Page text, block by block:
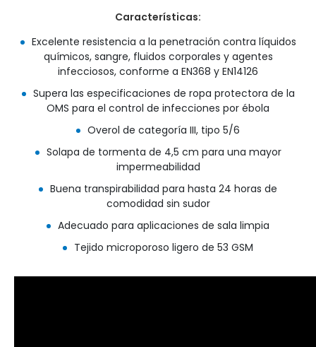
Características:
Excelente resistencia a la penetración contra líquidos
químicos, sangre, fluidos corporales y agentes
infecciosos, conforme a EN368 y EN14126
Supera las especificaciones de ropa protectora de la
OMS para el control de infecciones por ébola
Overol de categoría III, tipo 5/6
Solapa de tormenta de 4,5 cm para una mayor
impermeabilidad
Buena transpirabilidad para hasta 24 horas de
comodidad sin sudor
Adecuado para aplicaciones de sala limpia
Tejido microporoso ligero de 53 GSM